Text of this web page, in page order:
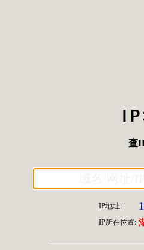
查
IP地址:
IP所在位置: